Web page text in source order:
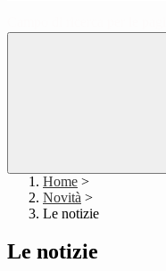
Home >
Novità >
Le notizie
Le notizie